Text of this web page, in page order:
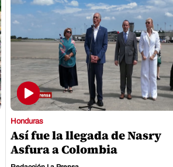
Honduras
Así fue la llegada de Nasry
Asfura a Colombia